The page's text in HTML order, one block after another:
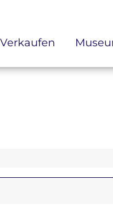
Verkaufen